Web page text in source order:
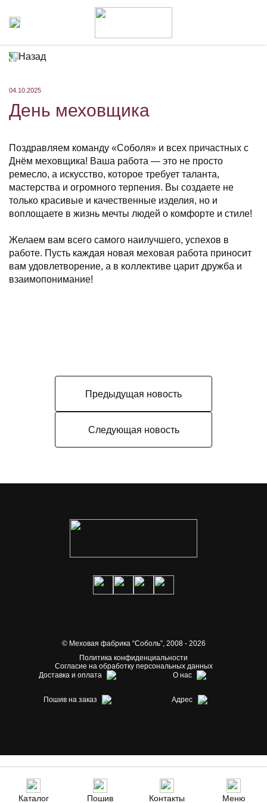
Назад
04.10.2025
День меховщика
Поздравляем команду «Соболя» и всех причастных с
Днём меховщика! Ваша работа — это не просто
ремесло, а искусство, которое требует таланта,
мастерства и огромного терпения. Вы создаете не
только красивые и качественные изделия, но и
воплощаете в жизнь мечты людей о комфорте и стиле!
Желаем вам всего самого наилучшего, успехов в
работе. Пусть каждая новая меховая работа приносит
вам удовлетворение, а в коллективе царит дружба и
взаимопонимание!
Предыдущая новость
Следующая новость
© Меховая фабрика “Соболь”,2008 - 2026
Политика конфиденциальности
Согласие на обработку персональных данных
Доставка и оплата
О нас
Пошив на заказ Адрес
Каталог Пошив Контакты Меню